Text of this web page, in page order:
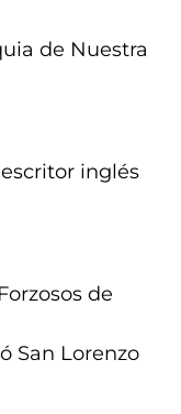
de Nuestra
escritor inglés
de
San Lorenzo